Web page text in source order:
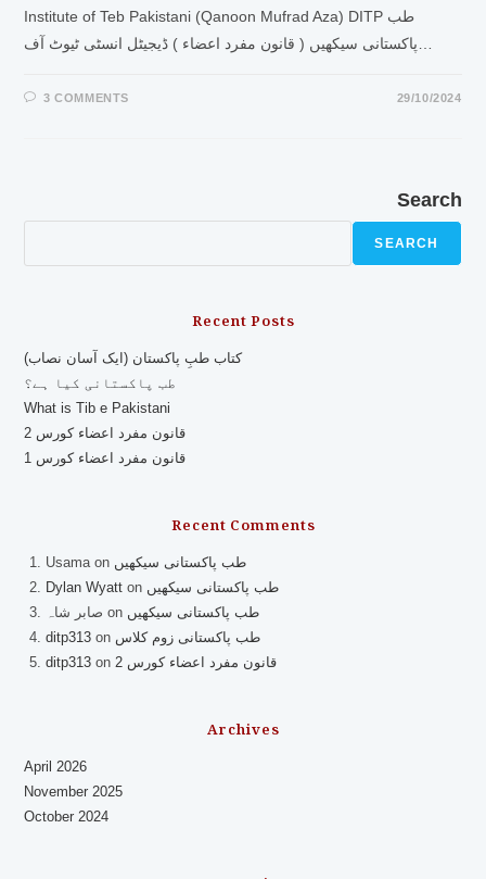
Institute of Teb Pakistani (Qanoon Mufrad Aza) DITP طب
3 COMMENTS 29/10/2024
Search
SEARCH
Recent Posts
کتاب طبِ پاکستان (ایک آسان نصاب)
طب پاکستانی کیا ہے؟
What is Tib e Pakistani
قانون مفرد اعضاء کورس 2
قانون مفرد اعضاء کورس 1
Recent Comments
Usamaon طب پاکستانی سیکھیں
Dylan Wyatt on طب پاکستانی سیکھیں
صابر شاہ on طب پاکستانی سیکھیں
ditp313 on طب پاکستانی زوم کلاس
ditp313 on قانون مفرد اعضاء کورس 2
Archives
April 2026
November 2025
October 2024